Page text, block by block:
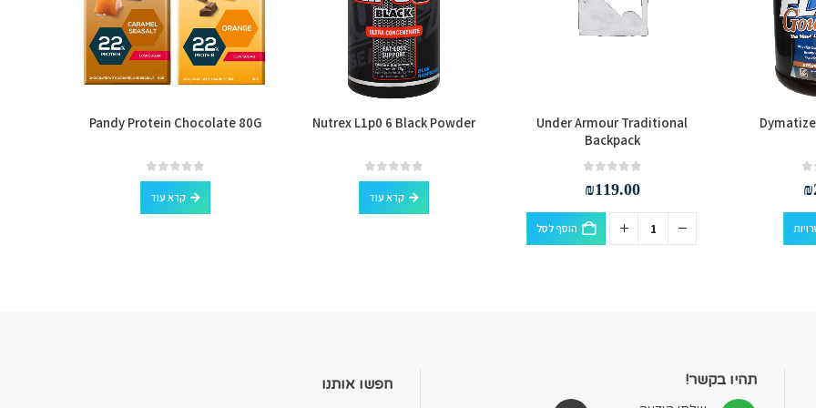
₪
למוצר זה יש מספר סוגים. ניתן לבחור את האפשרויות בעמוד המוצר
Under Armour Traditional
Backpack
₪119.00
הוסף לסל
Nutrex L1p0 6 Black Powder
0
out of 5
קרא עוד
Pandy Protein Chocolate 80G
0
out of 5
קרא עוד
תהיו בקשר! חפשו אותנו